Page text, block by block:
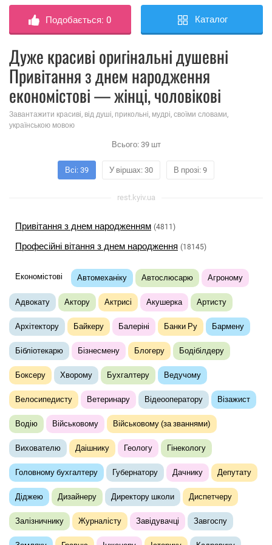
Подобається:0 Каталог
Дуже красиві оригінальні душевні
Привітання з днем ​​народження
економістові — жінці, чоловікові
Завантажити красиві, від душі, прикольні, мудрі, своїми словами,
українською мовою
Всього: 39шт
Всі: 39 У віршах: 30 В прозі: 9
rest.kyiv.ua
Привітання з днем ​​народженням (4811)
Професійні вітання з днем ​​народження (18145)
Економістові Автомеханіку Автослюсарю Агроному
Адвокату Актору Актрисі Акушерка Артисту
Архітектору Байкеру Балеріні Банки Ру Бармену
Бібліотекарю Бізнесмену Блогеру Бодібілдеру
Боксеру Хворому Бухгалтеру Ведучому
Велосипедисту Ветеринару Відеооператору Візажист
Водію Військовому Військовому (за званнями)
Вихователю Даішнику Геологу Гінекологу
Головному бухгалтеру Губернатору Дачнику Депутату
Діджею Дизайнеру Директору школи Диспетчеру
Залізничнику Журналісту Завідувачці Завгоспу